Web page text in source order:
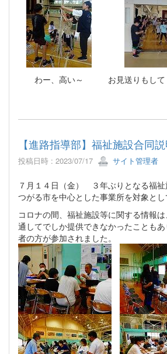
わー、高い～ お見送りもして
【進路指導部】福祉施設合同
投稿日時 : 2023/07/17 サイト管理者
７月１４日（金） ３年ぶりとなる福祉
つがる市を中心とした事業所を対象とし
コロナの間、福祉施設等に関する情報
通してでしか提供できなかったことも
者の方が参加されました。